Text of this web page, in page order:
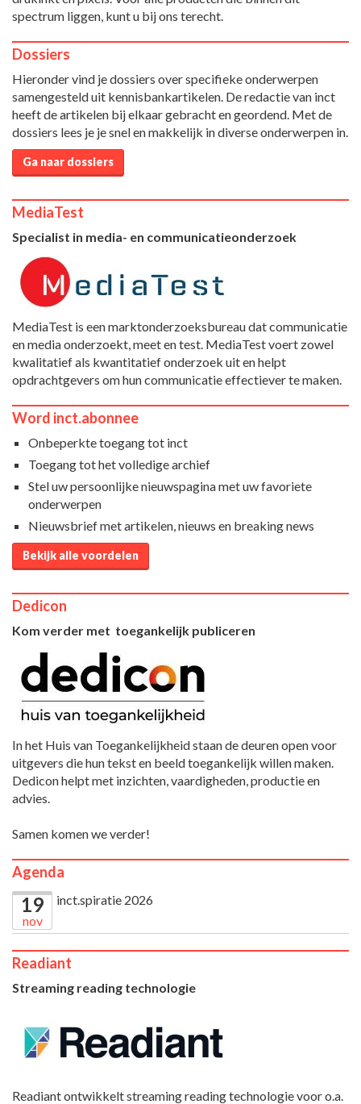
spectrum liggen, kunt u bij ons terecht.
Dossiers
Hieronder vind je dossiers over specifieke onderwerpen
samengesteld uit kennisbankartikelen. De redactie van inct
heeft de artikelen bij elkaar gebracht en geordend. Met de
dossiers lees je je snel en makkelijk in diverse onderwerpen in.
Ga naar dossiers
MediaTest
Specialist in media- en communicatieonderzoek
MediaTest is een marktonderzoeksbureau dat communicatie
en media onderzoekt, meet en test. MediaTest voert zowel
kwalitatief als kwantitatief onderzoek uit en helpt
opdrachtgevers om hun communicatie effectiever te maken.
Word inct.abonnee
Onbeperkte toegang tot inct
Toegang tot het volledige archief
Stel uw persoonlijke nieuwspagina met uw favoriete
onderwerpen
Nieuwsbrief met artikelen, nieuws en breaking news
Bekijk alle voordelen
Dedicon
Kom verder met toegankelijk publiceren
In het Huis van Toegankelijkheid staan de deuren open voor
uitgevers die hun tekst en beeld toegankelijk willen maken.
Dedicon helpt met inzichten, vaardigheden, productie en
advies.
Samen komen we verder!
Agenda
19
nov
inct.spiratie 2026
Readiant
Streaming reading technologie
Readiant ontwikkelt streaming reading technologie voor o.a.